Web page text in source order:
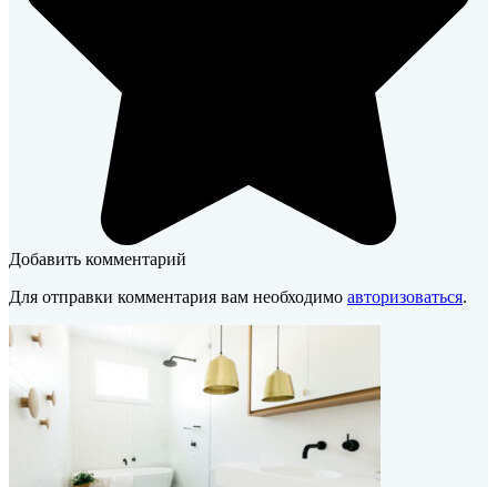
Добавить комментарий
Для отправки комментария вам необходимо авторизоваться.